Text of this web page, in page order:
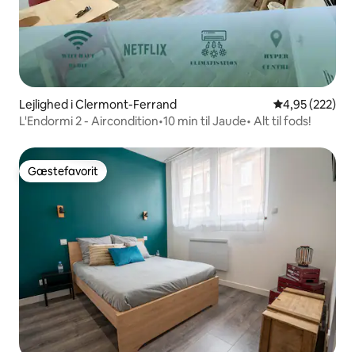
Lejlighed i Clermont-Ferrand 4,95 ud af 5 i
4,95 (222)
L'Endormi 2 - Aircondition•10 min til Jaude• Alt til fods!
Gæstefavorit
Gæstefavorit